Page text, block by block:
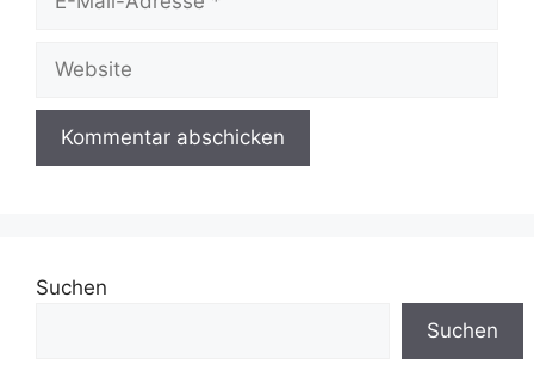
Mail-
Suchen
Suchen